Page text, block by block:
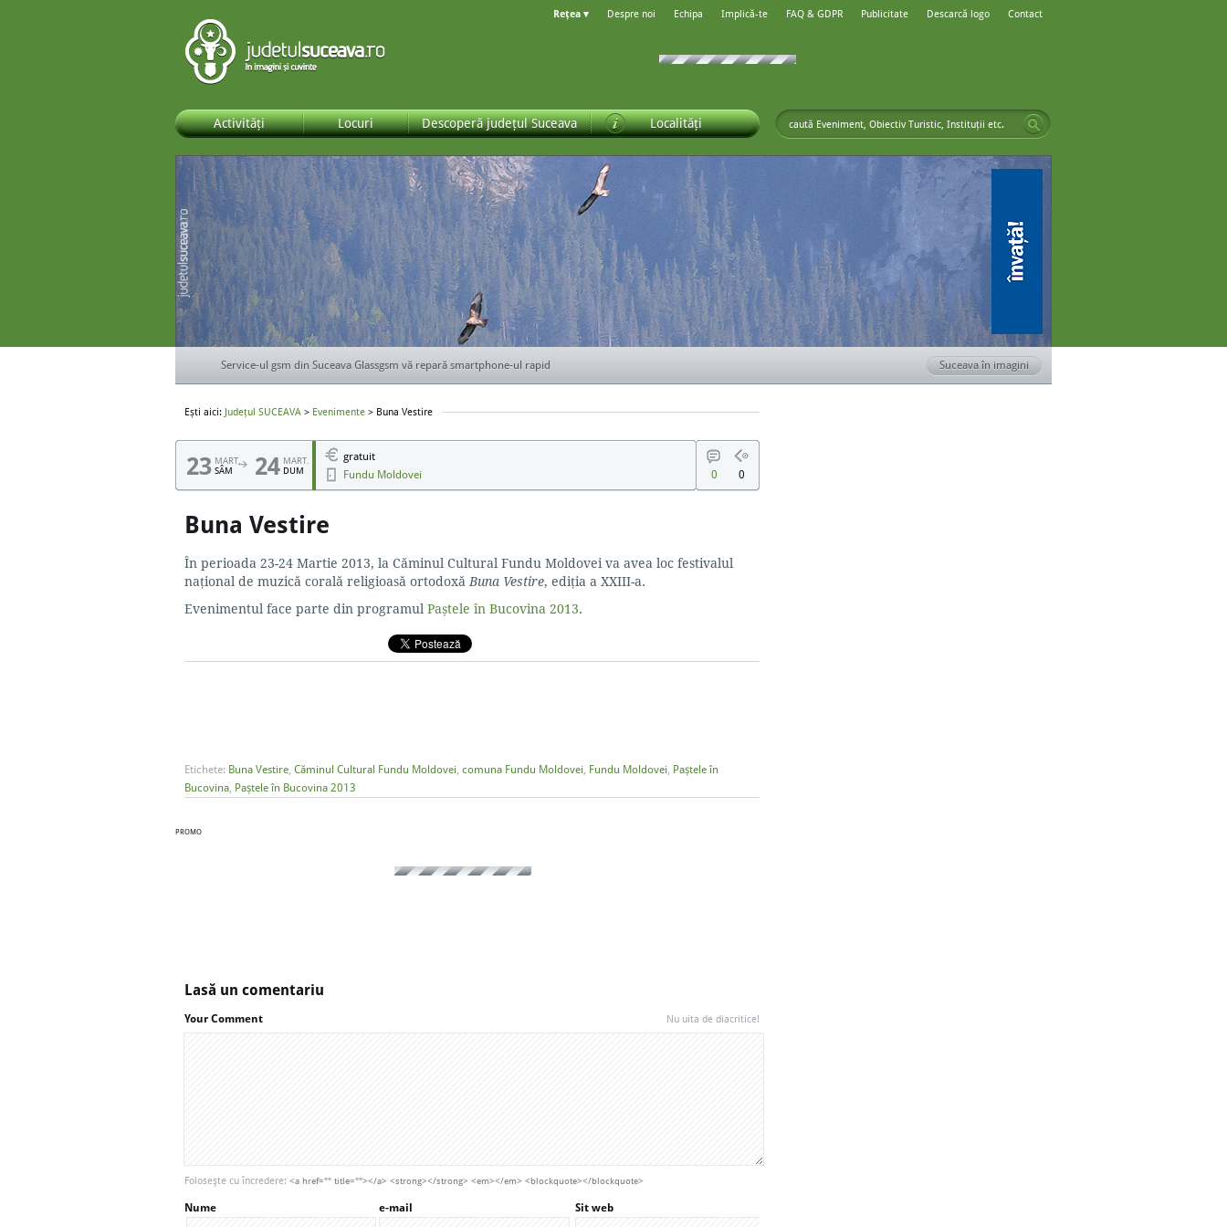
Activități Locuri Descoperă județul Suceava Localități
Despre noi Echipa Implică-te FAQ & GDPR Publicitate Descarcă logo Contact
Rețea ▾
Suceava în imagini
Service-ul gsm din Suceava Glassgsm vă repară smartphone-ul rapid
Ești aici: Județul SUCEAVA > Evenimente > Buna Vestire
Buna Vestire
23 MART.
SÂM
24 MART.
DUM
gratuit
Fundu Moldovei
0 0
În perioada 23-24 Martie 2013, la Căminul Cultural Fundu Moldovei va avea loc festivalul
național de muzică corală religioasă ortodoxă Buna Vestire, ediția a XXIII-a.
Evenimentul face parte din programul Paștele în Bucovina 2013.
Etichete: Buna Vestire, Căminul Cultural Fundu Moldovei, comuna Fundu Moldovei, Fundu Moldovei, Paștele în
Bucovina, Paștele în Bucovina 2013
PROMO
Lasă un comentariu
Your Comment Nu uita de diacritice!
Foloseşte cu încredere: <a href="" title=""></a> <strong></strong> <em></em> <blockquote></blockquote>
Nume e-mail Sit web